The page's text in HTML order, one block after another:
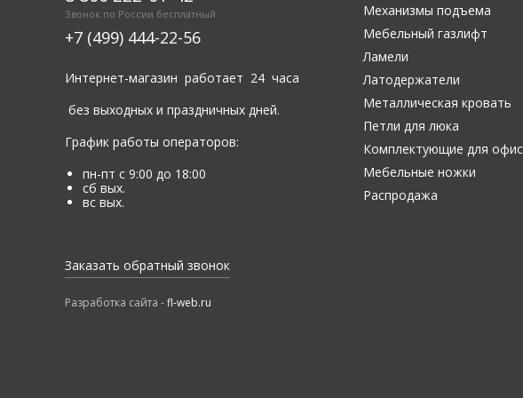
Звонок по России бесплатный
+7 (499) 444-22-56
Интернет-магазин работает 24 часа
без выходных и праздничных дней.
График работы операторов:
пн-пт с 9:00 до 18:00
сб вых.
вс вых.
Заказать обратный звонок
Разработка сайта -fl-web.ru
Механизмы подъема
Мебельный газлифт
Ламели
Латодержатели
Металлическая кровать
Петли для люка
Комплектующие для
Мебельные ножки
Распродажа